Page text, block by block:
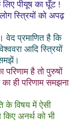
पीयूष का घूँट !
स्त्रियों को अपढ़
वेद प्रमाणित है कि
आदि स्त्रियों
परिणाम है तो पुरुषों
ही परिणाम समझना
के विषय में ऐसी
किए अनर्थ को भी